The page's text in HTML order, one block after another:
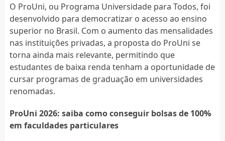
O ProUni, ou Programa Universidade para Todos, foi
desenvolvido para democratizar o acesso ao ensino
superior no Brasil. Com o aumento das mensalidades
nas instituições privadas, a proposta do ProUni se
torna ainda mais relevante, permitindo que
estudantes de baixa renda tenham a oportunidade de
cursar programas de graduação em universidades
renomadas.
ProUni 2026: saiba como conseguir bolsas de 100%
em faculdades particulares